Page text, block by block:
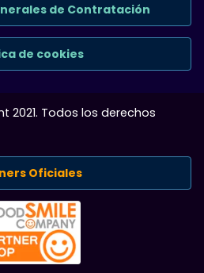
de Contratación
de cookies
2021. Todos los derechos
Oficiales